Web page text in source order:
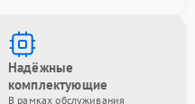
Надёжные
комплектующие
В рамках обслуживания